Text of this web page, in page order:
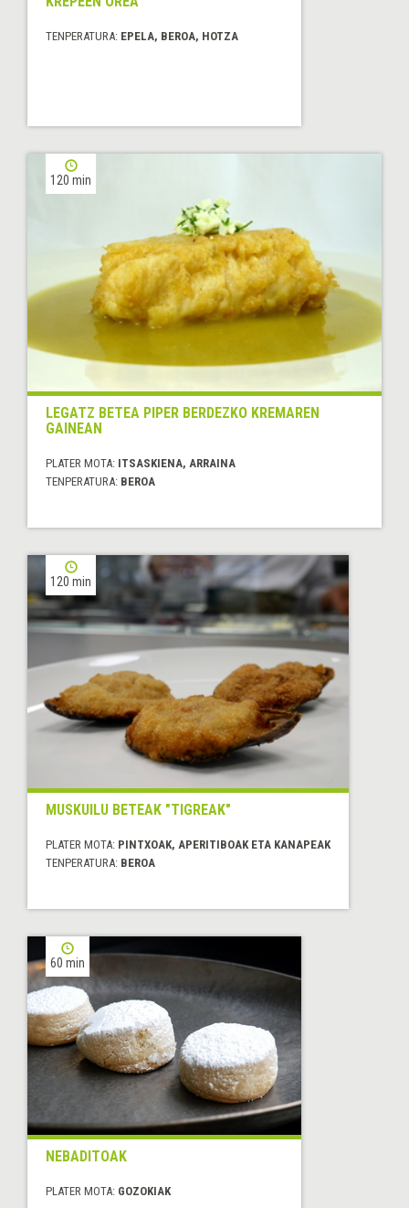
TENPERATURA: EPELA, BEROA, HOTZA
120 min
LEGATZ BETEA PIPER BERDEZKO KREMAREN
GAINEAN
PLATER MOTA: ITSASKIENA, ARRAINA
TENPERATURA: BEROA
120 min
MUSKUILU BETEAK "TIGREAK"
PLATER MOTA: PINTXOAK, APERITIBOAK ETA KANAPEAK
TENPERATURA: BEROA
60 min
NEBADITOAK
PLATER MOTA: GOZOKIAK